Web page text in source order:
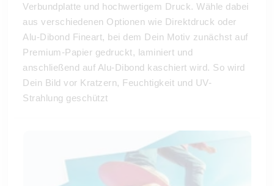
Verbundplatte und hochwertigem Druck. Wähle dabei
aus verschiedenen Optionen wie Direktdruck oder
Alu-Dibond Fineart, bei dem Dein Motiv zunächst auf
Premium-Papier gedruckt, laminiert und
anschließend auf Alu-Dibond kaschiert wird. So wird
Dein Bild vor Kratzern, Feuchtigkeit und UV-
Strahlung geschützt